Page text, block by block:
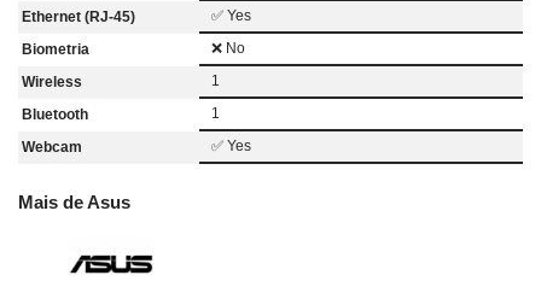
Ethernet (RJ-45)
✅ Yes
Biometria
❌ No
Wireless
1
Bluetooth
1
Webcam
✅ Yes
Mais de Asus